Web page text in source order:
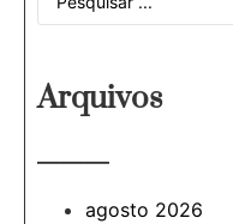
Arquivos
———
agosto 2026